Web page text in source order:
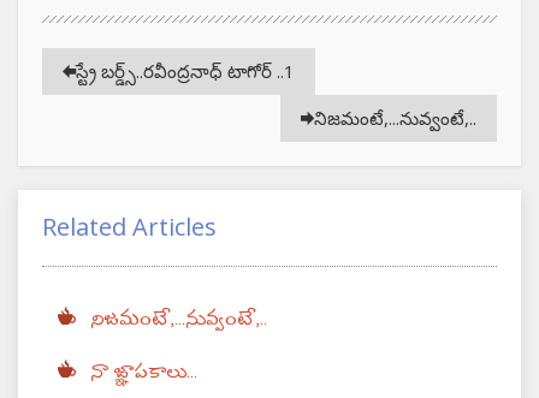
స్ట్రే బర్డ్స్..రవీంద్రనాధ్ టాగోర్ ..1
నిజమంటే,...నువ్వంటే,..
Related Articles
నిజమంటే,...నువ్వంటే,..
నా జ్ఞాపకాలు...